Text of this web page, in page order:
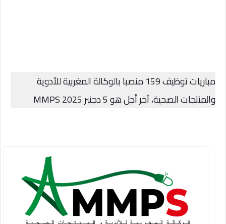
مباريات توظيف 159 منصبا بالوكالة المغربية للأدوية
والمنتجات الصحية، آخر أجل هو 5 دجنبر 2025 MMPS